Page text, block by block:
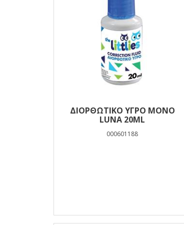
ΔΙΟΡΘΩΤΙΚΌ ΥΓΡΌ ΜΟΝΌ
LUNA 20ML
000601188